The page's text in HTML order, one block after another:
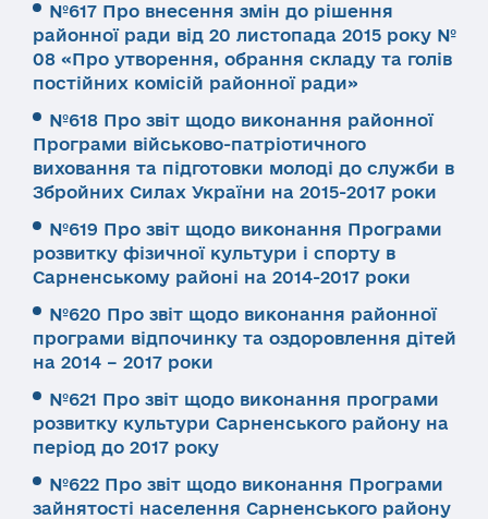
№617 Про внесення змін до рішення
районної ради від 20 листопада 2015 року №
08 «Про утворення, обрання складу та голів
постійних комісій районної ради»
№618 Про звіт щодо виконання районної
Програми військово-патріотичного
виховання та підготовки молоді до служби в
Збройних Силах України на 2015-2017 роки
№619 Про звіт щодо виконання Програми
розвитку фізичної культури і спорту в
Сарненському районі на 2014-2017 роки
№620 Про звіт щодо виконання районної
програми відпочинку та оздоровлення дітей
на 2014 – 2017 роки
№621 Про звіт щодо виконання програми
розвитку культури Сарненського району на
період до 2017 року
№622 Про звіт щодо виконання Програми
зайнятості населення Сарненського району